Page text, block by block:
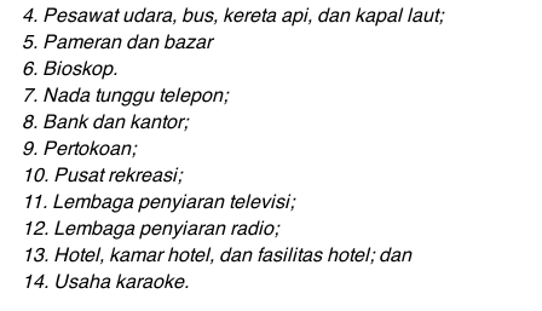
4. Pesawat udara, bus, kereta api, dan kapal laut;
5. Pameran dan bazar
6. Bioskop.
7. Nada tunggu telepon;
8. Bank dan kantor;
9. Pertokoan;
10. Pusat rekreasi;
11. Lembaga penyiaran televisi;
12. Lembaga penyiaran radio;
13. Hotel, kamar hotel, dan fasilitas hotel; dan
14. Usaha karaoke.